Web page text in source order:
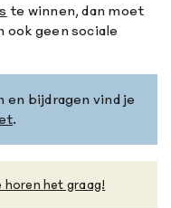
te winnen, dan moet
ook geen sociale
en bijdragen vind je
.
horen het graag!